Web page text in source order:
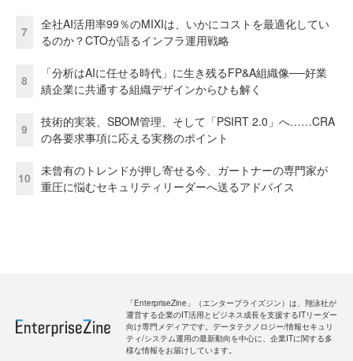
7
全社AI活用率99％のMIXIは、いかにコストを最適化してい
るのか？CTOが語るインフラ運用戦略
8
「分析はAIに任せる時代」に生き残るFP&A組織像──好業
績企業に共通する組織デザインからひも解く
9
技術的実装、SBOM管理、そして「PSIRT 2.0」へ……CRA
の各要求事項に応える実務のポイント
10
未曾有のトレンドが押し寄せる今、ガートナーの専門家が
重圧に悩むセキュリティリーダーへ送るアドバイス
「EnterpriseZine」（エンタープライズジン）は、翔泳社が
運営する企業のIT活用とビジネス成長を支援するITリーダー
向け専門メディアです。データテクノロジー/情報セキュリ
ティ/システム運用の最新動向を中心に、企業ITに関する多
様な情報をお届けしています。